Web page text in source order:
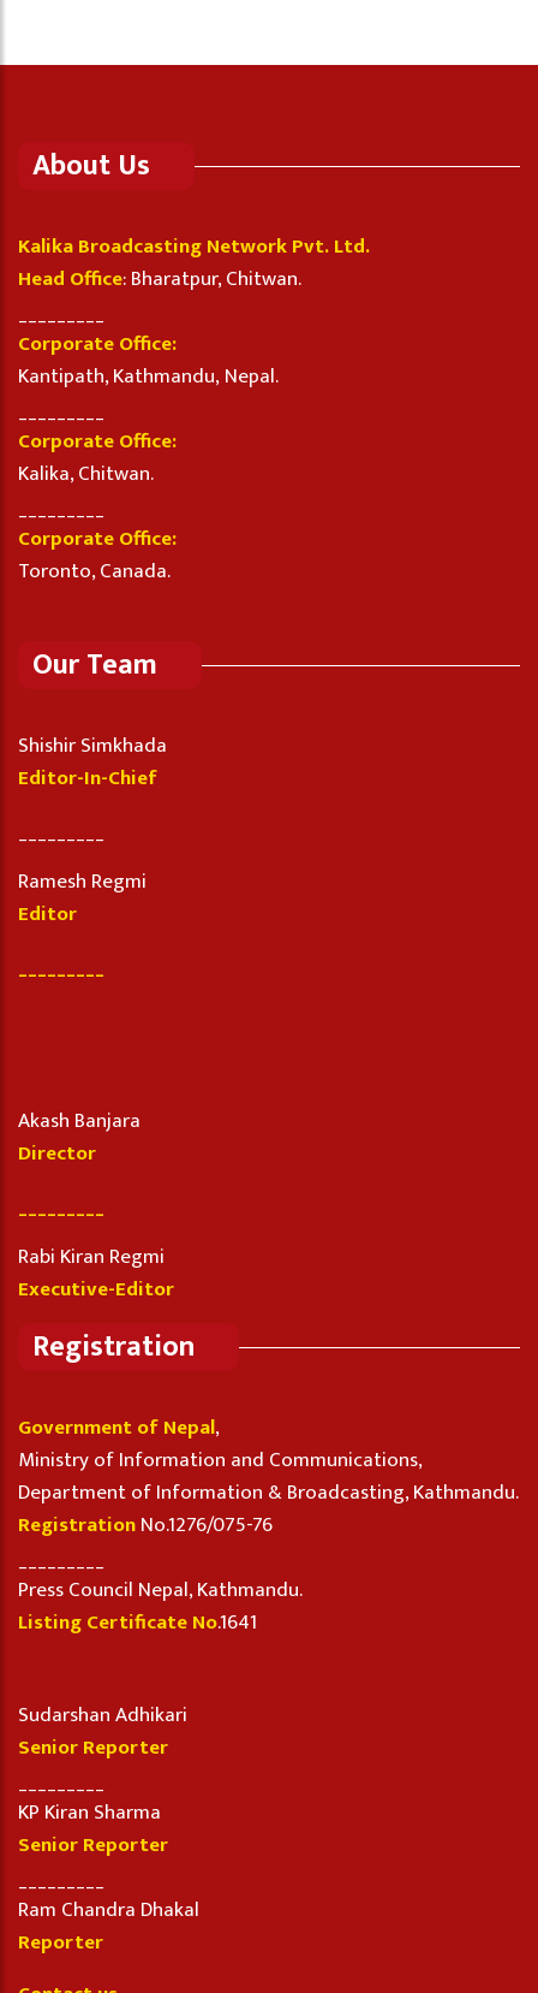
About Us
Kalika Broadcasting Network Pvt. Ltd.
Head Office: Bharatpur, Chitwan.
Corporate Office:
Kantipath, Kathmandu, Nepal.
Corporate Office:
Kalika, Chitwan.
Corporate Office:
Toronto, Canada.
Our Team
Shishir Simkhada
Editor-In-Chief
Ramesh Regmi
Editor
_________
Akash Banjara
Director
_________
Rabi Kiran Regmi
Executive-Editor
Registration
Government of Nepal,
Ministry of Information and Communications,
Department of Information & Broadcasting, Kathmandu.
RegistrationNo.1276/075-76
Press Council Nepal, Kathmandu.
Listing Certificate No.1641
Sudarshan Adhikari
Senior Reporter
KP Kiran Sharma
Senior Reporter
Ram Chandra Dhakal
Reporter